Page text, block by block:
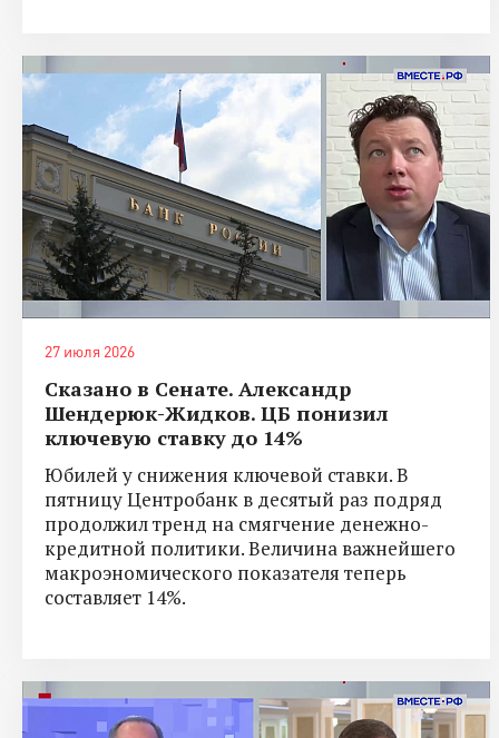
27 июля 2026
Сказано в Сенате. Александр
Шендерюк-Жидков. ЦБ понизил
ключевую ставку до 14%
Юбилей у снижения ключевой ставки. В
пятницу Центробанк в десятый раз подряд
продолжил тренд на смягчение денежно-
кредитной политики. Величина важнейшего
макроэномического показателя теперь
составляет 14%.